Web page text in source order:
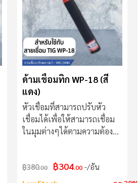
ด้ามเชื่อมทิก WP-18 (สี
แดง)
หัวเชื่อมที่สามารถปรับหัว
เชื่อมได้เพื่อให้สามารถเชื่อม
ในมุมต่างๆได้ตามความต้องก
฿380.00 ฿304.00 /อัน